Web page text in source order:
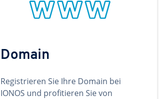
Domain
Registrieren Sie Ihre Domain bei
IONOS und profitieren Sie von